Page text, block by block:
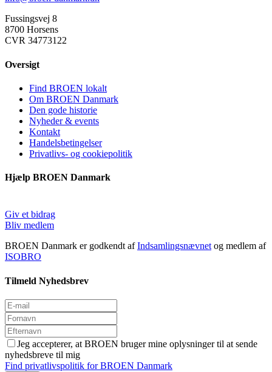
Fussingsvej 8
8700 Horsens
CVR 34773122
Oversigt
Find BROEN lokalt
Om BROEN Danmark
Den gode historie
Nyheder & events
Kontakt
Handelsbetingelser
Privatlivs- og cookiepolitik
Hjælp BROEN Danmark
Giv et bidrag
Bliv medlem
BROEN Danmark er godkendt afIndsamlingsnævnetog medlem af
ISOBRO
Tilmeld Nyhedsbrev
Jeg accepterer, at BROEN bruger mine oplysninger til at sende
nyhedsbreve til mig
Find privatlivspolitik for BROEN Danmark